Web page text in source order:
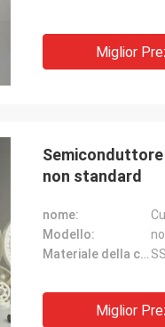
Miglior
non standard
nome:
Modello:
Materiale della corsa:
Miglior